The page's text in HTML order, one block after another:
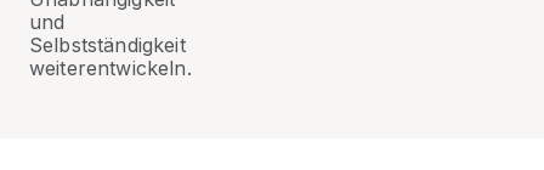
und
Selbstständigkeit
weiterentwickeln.